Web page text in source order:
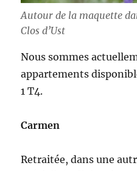
Autour de la maquette
Clos d’Ust
Nous sommes
appartements
1 T4.
Carmen
Retraitée, dans une